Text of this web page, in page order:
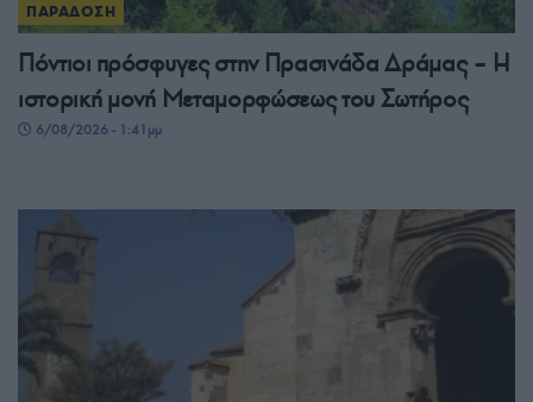
ΠΑΡΑΔΟΣΗ
Πόντιοι πρόσφυγες στην Πρασινάδα Δράμας – Η
ιστορική μονή Μεταμορφώσεως του Σωτήρος
6/08/2026 - 1:41μμ